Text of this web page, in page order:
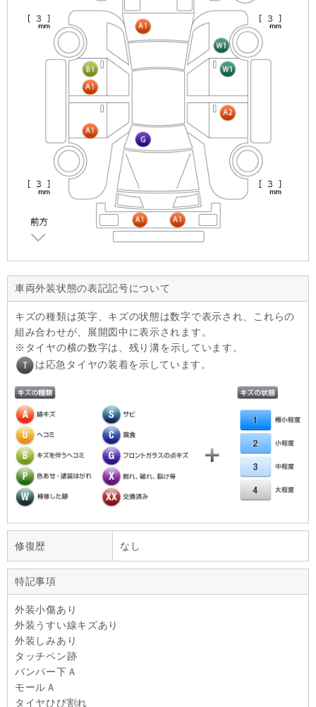
車両外装状態の表記記号について
キズの種類は英字、キズの状態は数字で表示され、これらの
組み合わせが、展開図中に表示されます。
タイヤの横の数字は、残り溝を示しています。
は応急タイヤの装着を示しています。
修復歴 なし
特記事項
外装小傷あり
外装うすい線キズあり
外装しみあり
タッチペン跡
バンパー下Ａ
モールＡ
タイヤひび割れ